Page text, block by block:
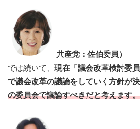
共産党：佐伯委員）
では続いて、 現在「議会改革検討委
で議会改革の議論をしていく方針が決
の委員会で議論すべきだと考えます。